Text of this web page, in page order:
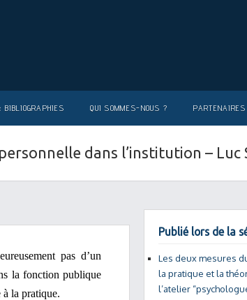
QUI SOMMES-NOUS ? PARTENAIRES
dans l’institution – Luc
pas d’un
la fonction publique
à la pratique.
Publié lors de la
Les deux mesures
la pratique et la
l’atelier